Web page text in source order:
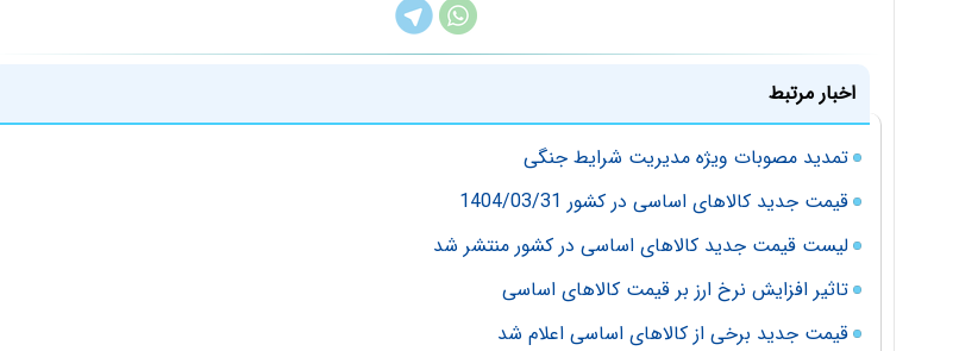
اخبار مرتبط
تمدید مصوبات ویژه مدیریت شرایط جنگی
قیمت جدید کالاهای اساسی در کشور 1404/03/31
لیست قیمت جدید کالاهای اساسی در کشور منتشر شد
تاثیر افزایش نرخ ارز بر قیمت کالاهای اساسی
قیمت جدید برخی از کالاهای اساسی اعلام شد